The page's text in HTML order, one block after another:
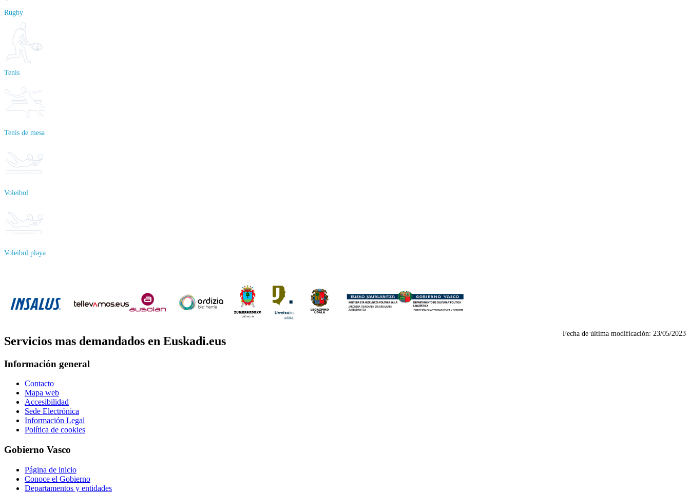
Rugby
Tenis
Tenis de mesa
Voleibol
Voleibol playa
Fecha de última modificación: 23/05/2023
Servicios mas demandados en Euskadi.eus
Información general
Contacto
Mapa web
Accesibilidad
Sede Electrónica
Información Legal
Política de cookies
Gobierno Vasco
Página de inicio
Conoce el Gobierno
Departamentos y entidades